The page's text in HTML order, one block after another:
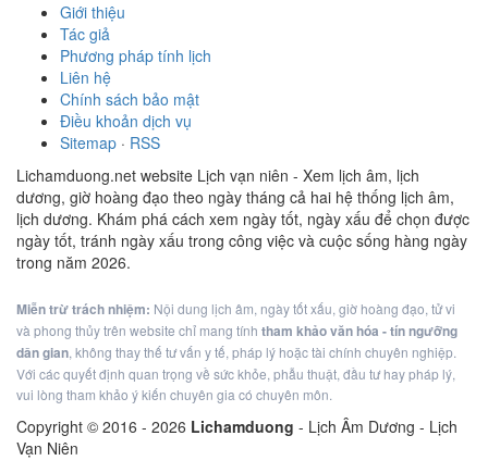
Giới thiệu
Tác giả
Phương pháp tính lịch
Liên hệ
Chính sách bảo mật
Điều khoản dịch vụ
Sitemap · RSS
Lichamduong.net website Lịch vạn niên - Xem lịch âm, lịch
dương, giờ hoàng đạo theo ngày tháng cả hai hệ thống lịch âm,
lịch dương. Khám phá cách xem ngày tốt, ngày xấu để chọn được
ngày tốt, tránh ngày xấu trong công việc và cuộc sống hàng ngày
trong năm 2026.
Miễn trừ trách nhiệm: Nội dung lịch âm, ngày tốt xấu, giờ hoàng đạo, tử vi
và phong thủy trên website chỉ mang tính tham khảo văn hóa - tín ngưỡng
dân gian, không thay thế tư vấn y tế, pháp lý hoặc tài chính chuyên nghiệp.
Với các quyết định quan trọng về sức khỏe, phẫu thuật, đầu tư hay pháp lý,
vui lòng tham khảo ý kiến chuyên gia có chuyên môn.
Copyright © 2016 - 2026 Lichamduong - Lịch Âm Dương - Lịch
Vạn Niên